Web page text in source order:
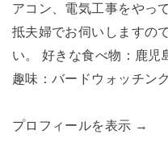
アコン、電気工事をやっ
抵夫婦でお伺いしますの
い。 好きな食べ物：鹿児
趣味：バードウォッチン
プロフィールを表示 →